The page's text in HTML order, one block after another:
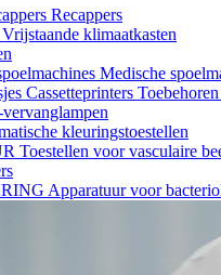
Recappers
Vrijstaande klimaatkasten
Medische
Cassetteprinters
kleuringstoestellen
Toestellen voor vasculaire
Apparatuur voor